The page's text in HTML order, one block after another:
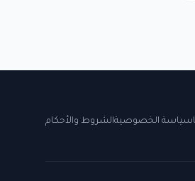
سياسة الخصوصيةالشروط والأحكام